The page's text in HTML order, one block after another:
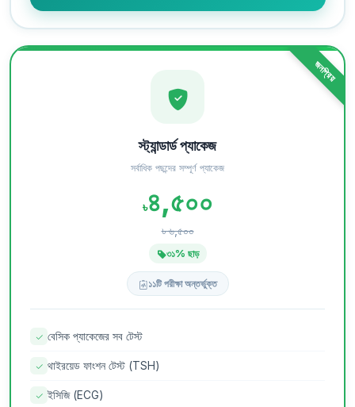
জনপ্রিয়
স্ট্যান্ডার্ড প্যাকেজ
সর্বাধিক পছন্দের সম্পূর্ণ প্যাকেজ
৳৪,৫০০
৳ ৬,৫০০
৩১% ছাড়
১১টি পরীক্ষা অন্তর্ভুক্ত
বেসিক প্যাকেজের সব টেস্ট
থাইরয়েড ফাংশন টেস্ট (TSH)
ইসিজি (ECG)